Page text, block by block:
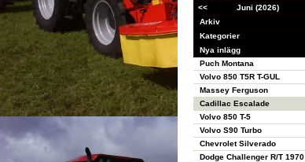
<<
Juni (2026)
Arkiv
Kategorier
Nya inlägg
Puch Montana
Volvo 850 T5R T-GUL
Massey Ferguson
Cadillac Escalade
Volvo 850 T-5
Volvo S90 Turbo
Chevrolet Silverado
Dodge Challenger R/T 1970